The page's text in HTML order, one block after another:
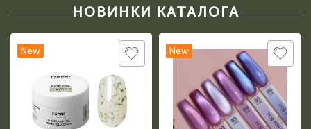
НОВИНКИ КАТАЛОГА
New New